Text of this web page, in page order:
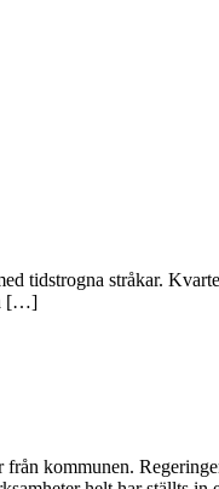
tidstrogna stråkar.
[…]
kommunen.